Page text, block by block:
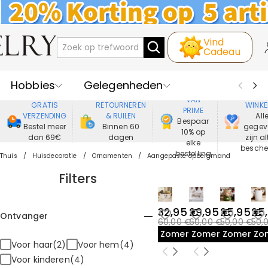
Vind
Cadeau
Hobbies
Gelegenheden
Recipienten
Best Verkochte
Nieuwe
Juwelen
Wonen&Leven
GRATIS
VERZENDING
Bestel meer
dan 69€
RETOURNEREN
& RUILEN
Binnen 60
dagen
VAN
PRIME
Bespaar
10% op
elke
bestelling
Alle
zijn
Thuis Huisdecoratie Ornamenten Aangepaste opbergmand
Filters
Ontvanger
Voor haar(2)
Voor hem(4)
Voor kinderen(4)
32,95 €
60,00 €
Zomeruitverkoop
29,95 €
60,00 €
Zomeruitverkoop
25,95 €
50,00 €